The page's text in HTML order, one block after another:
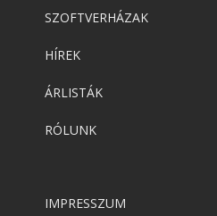
SZOFTVERHÁZAK
HÍREK
ÁRLISTÁK
RÓLUNK
IMPRESSZUM